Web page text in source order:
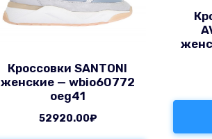
Кроссовки SANTONI
женские — wbio60772
oeg41
52920.00₽